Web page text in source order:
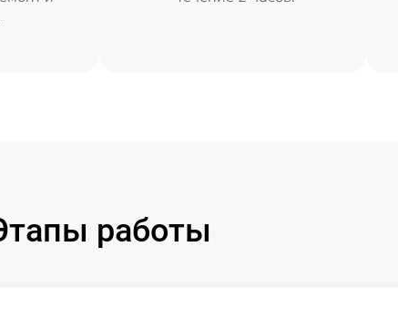
работы